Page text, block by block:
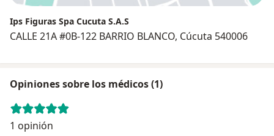
Ips Figuras Spa Cucuta S.A.S
CALLE 21A #0B-122 BARRIO BLANCO, Cúcuta 540006
Opiniones sobre los médicos (1)
1 opinión